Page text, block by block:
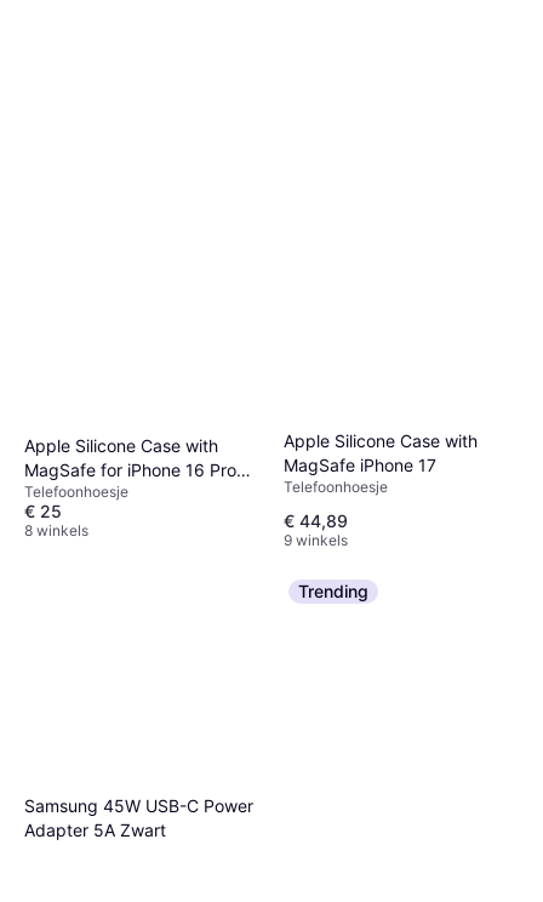
Apple Silicone Case with
MagSafe for iPhone 16 Pro
Max Black
Telefoonhoesje
€ 25
8 winkels
Apple Silicone Case with
MagSafe iPhone 17
Telefoonhoesje
€ 44,89
9 winkels
Samsung 45W USB-C Power
Adapter 5A Zwart
Trending